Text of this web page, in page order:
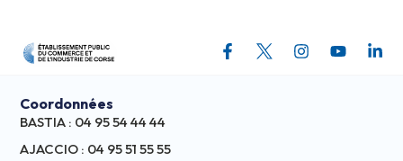
Coordonnées
BASTIA : 04 95 54 44 44
AJACCIO : 04 95 51 55 55